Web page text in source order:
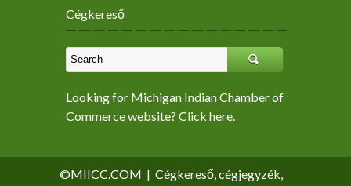
Cégkereső
Looking for Michigan Indian Chamber of
Commerce website? Click here.
©MIICC.COM | Cégkereső, cégjegyzék,